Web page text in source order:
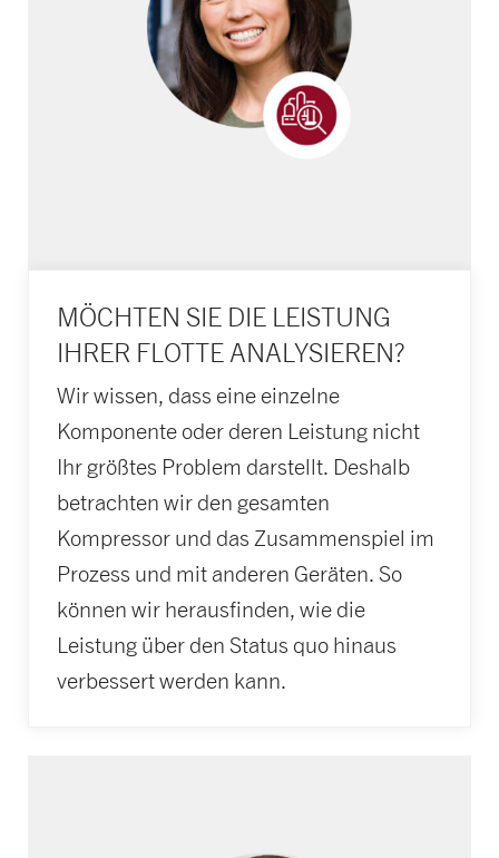
MÖCHTEN SIE DIE LEISTUNG
IHRER FLOTTE ANALYSIEREN?
Wir wissen, dass eine einzelne
Komponente oder deren Leistung nicht
Ihr größtes Problem darstellt. Deshalb
betrachten wir den gesamten
Kompressor und das Zusammenspiel im
Prozess und mit anderen Geräten. So
können wir herausfinden, wie die
Leistung über den Status quo hinaus
verbessert werden kann.